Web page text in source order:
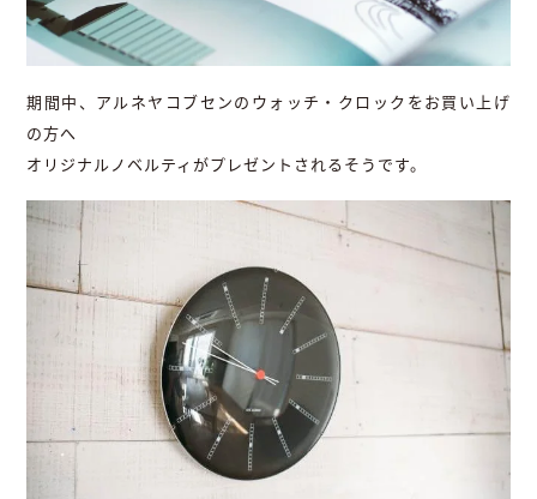
期間中、アルネヤコブセンのウォッチ・クロックをお買い上げ
の方へ
オリジナルノベルティがプレゼントされるそうです。